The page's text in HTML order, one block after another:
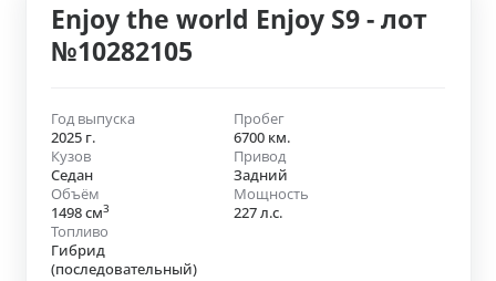
Enjoy the world Enjoy S9 - лот
№10282105
Год выпуска
2025 г.
Пробег
6700 км.
Кузов
Седан
Привод
Задний
Объём
1498 см3
Мощность
227 л.с.
Топливо
Гибрид
(последовательный)